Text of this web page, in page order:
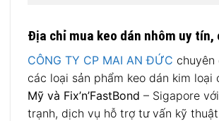
Địa chỉ mua keo dán nhôm uy
CÔNG TY CP MAI AN ĐỨC chuyên
các loại sản phẩm keo dán kim loại
Mỹ và Fix’n’FastBond – Sigapore
trạnh, dịch vụ hỗ trợ tư vấn kỹ